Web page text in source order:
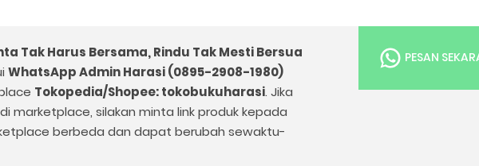
Tak Harus Bersama, Rindu Tak Mesti Bersua
WhatsApp Admin Harasi (0895-2908-1980)
Tokopedia/Shopee: tokobukuharasi. Jika
marketplace, silakan minta link produk kepada
berbeda dan dapat berubah sewaktu-
PESAN